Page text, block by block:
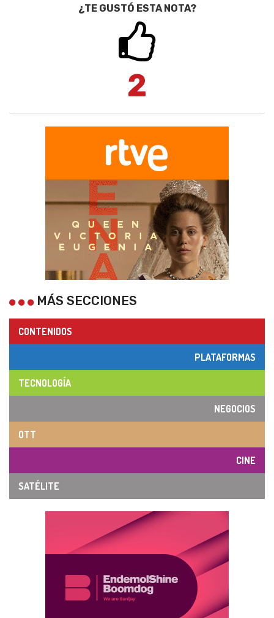
¿TE GUSTÓ ESTA NOTA?
2
MÁS SECCIONES
CONTENIDOS
PLATAFORMAS
TECNOLOGÍA
NEGOCIOS
OTT
CINE
SATÉLITE